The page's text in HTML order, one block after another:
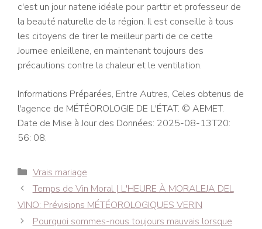
c'est un jour natene idéale pour parttir et professeur de
la beauté naturelle de la région. Il est conseille à tous
les citoyens de tirer le meilleur parti de ce cette
Journee enleillene, en maintenant toujours des
précautions contre la chaleur et le ventilation.
Informations Préparées, Entre Autres, Celes obtenus de
l'agence de MÉTÉOROLOGIE DE L'ÉTAT. © AEMET.
Date de Mise à Jour des Données: 2025-08-13T20:
56: 08.
Catégories
Vrais mariage
Navigation
des
articles
Temps de Vin Moral | L'HEURE À MORALEJA DEL
VINO: Prévisions MÉTÉOROLOGIQUES VERIN
Pourquoi sommes-nous toujours mauvais lorsque